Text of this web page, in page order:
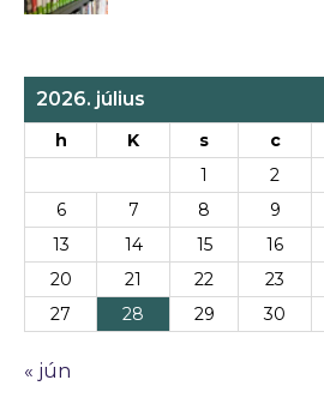
2026. július
h K s c
1
2
6
7 8 9
13
14 15 16
20
21 22 23
27
28 29 30
« jún